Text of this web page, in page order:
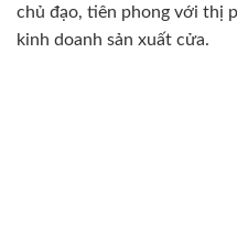
chủ đạo, tiên phong với thị
kinh doanh sản xuất cửa.